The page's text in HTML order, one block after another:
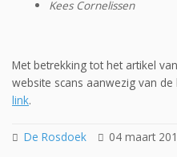
Kees Cornelissen
Met betrekking tot het artikel
website scans aanwezig van
link.
De Rosdoek 04 maart